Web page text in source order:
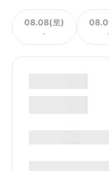
08.08(토)
-